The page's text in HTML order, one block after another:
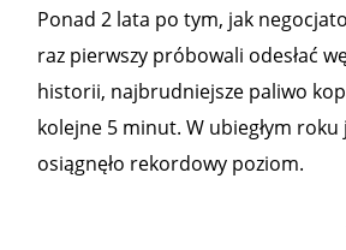
Ponad 2 lata po tym, jak
raz pierwszy próbowali odesłać
historii, najbrudniejsze paliwo
kolejne 5 minut. W ubiegłym
osiągnęło rekordowy poziom.